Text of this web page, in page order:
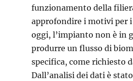
funzionamento della
approfondire i motivi per i
oggi, l’impianto non è in
produrre un flusso di
specifica, come richiesto
Dall’analisi dei dati è